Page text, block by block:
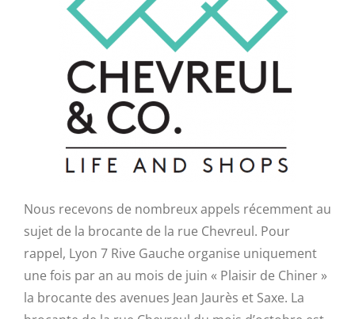
Nous recevons de nombreux appels récemment au
sujet de la brocante de la rue Chevreul. Pour
rappel, Lyon 7 Rive Gauche organise uniquement
une fois par an au mois de juin « Plaisir de Chiner »
la brocante des avenues Jean Jaurès et Saxe. La